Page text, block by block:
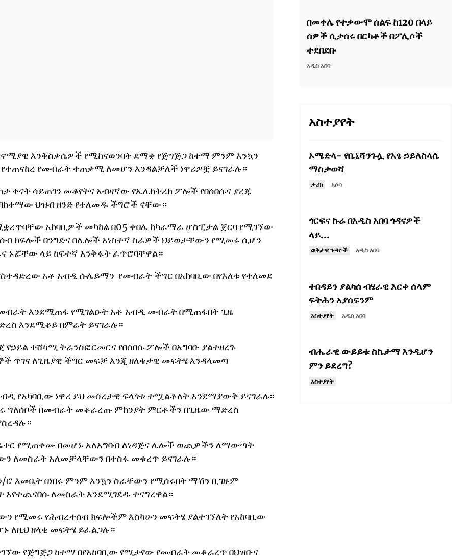
እንቅስቃሴዎች የሚከናወንባት ደማቋ የጅግጅጋ ከተማ ምንም እንኳን
የመብራት ተጠቃሚ ለመሆን እንዳልቻለች ነዋሪዎቿ ይናገራሉ።
ቀናት ሳይጠገን መቆየትና አብዛኛው የኤሌክትሪክ ፖሎች የበሰበሱና ያረጁ
ህዝብ ዘንድ የተለመዱ ችግሮች ናቸው።
አከባቢዎች መካከል በ05 ቀበሌ ከካራማራ ሆስፒታል ጀርባ የሚገኘው
ክፍሎች በንግድና በሌሎች አነስተኛ ስራዎች ህይወታቸውን የሚመሩ ሲሆን
ኑሯቸው ላይ ከፍተኛ እንቅፋት ፈጥሮባቸዋል።
አቶ አብዲ ሱሌይማን የመብራት ችግር በአከባቢው በየእለቱ የተለመደ
እንደሚጠፋ የሚገልፁት አቶ አብዲ መብራት በሚጠፋበት ጊዜ
እንደሚቆይ በምሬት ይናገራሉ።
ተሸካሚ ትራንስፎርመርና የበሰበሱ ፖሎች በአግባቡ ያልተዘረጉ
ጥገና ለጊዜያዊ ችግር መፍቻ እንጂ ዘለቄታዊ መፍትሄ እንዳላመጣ
የአካባቢው ነዋሪ ይህ መሰረታዊ ፍላጎቱ ተሟልቶለት እንደማያውቅ ይናገራሉ፡፡
ግለሰቦች በመብራት መቆራረጡ ምክንያት ምርቶችን በጊዜው ማድረስ
የሚጠቀሙ በመሆኑ አለአግባብ ለነዳጅና ሌሎች ወጪዎችን ለማውጣት
ለመስራት አለመቻላቸውን በተስፋ መቁረጥ ይናገራሉ።
እመቤት በነበሩ ምንም እንኳን ስራቸውን የሚሰሩበት ማሽን ቢገዙም
ለመስራት እንደሚገደዱ ተናግረዋል።
የሚመሩ የሕብረተሰብ ክፍሎችም እስካሁን መፍትሄ ያልተገኘለት የአከባቢው
ለዚህ ዘላቂ መፍትሄ ይፈልጋሉ።
የጅግጅጋ ከተማ በየአከባቢው የሚታየው የመብራት መቆራረጥ በህዝቡና
በመቀሌ የተቃውሞ ሰልፍ ከ120 በላይ
ሰዎች ሲታሰሩ በርካቶች በፖሊሶች
ተደበደቡ
አዲስ አበባ
አስተያየት
ኦሜድላ- የቤኒሻንጉሏ የአፄ ኃይለስላሴ
ማስታወሻ
ታሪክ አሶሳ
ጎርፍና ኩሬ በአዲስ አበባ ጎዳናዎች
ላይ...
ወቅታዊ ጉዳዮች አዲስ አበባ
ተበዳይን ያልካሰ ብሄራዊ እርቀ ሰላም
ፍትሕን አያሰፍንም
አስተያየት አዲስ አበባ
ብሔራዊ ውይይቱ ስኬታማ እንዲሆን
ምን ይደረግ?
አስተያየት